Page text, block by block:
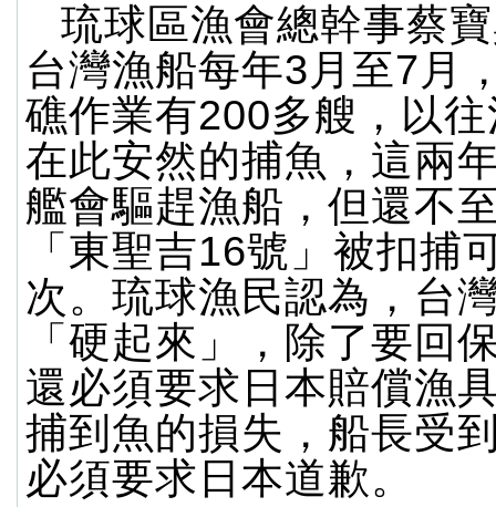
琉球區漁會總幹事蔡
台灣漁船每年3月至7月
礁作業有200多艘，以
在此安然的捕魚，這兩
艦會驅趕漁船，但還不
「東聖吉16號」被扣捕
次。琉球漁民認為，台
「硬起來」，除了要回
還必須要求日本賠償漁
捕到魚的損失，船長受
必須要求日本道歉。